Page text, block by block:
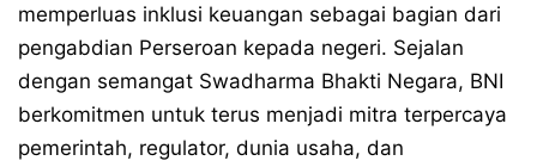
memperluas inklusi keuangan sebagai bagian dari
pengabdian Perseroan kepada negeri. Sejalan
dengan semangat Swadharma Bhakti Negara, BNI
berkomitmen untuk terus menjadi mitra terpercaya
pemerintah, regulator, dunia usaha, dan